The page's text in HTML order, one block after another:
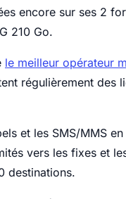
encore sur ses 2
210 Go.
le meilleur opérateur
régulièrement des
et les SMS/MMS
vers les fixes et
destinations.